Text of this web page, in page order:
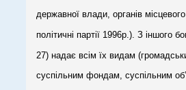
державної влади, органів
політичні партії 1996р.). З іншого
27) надає всім їх видам
суспільним фондам, суспільним